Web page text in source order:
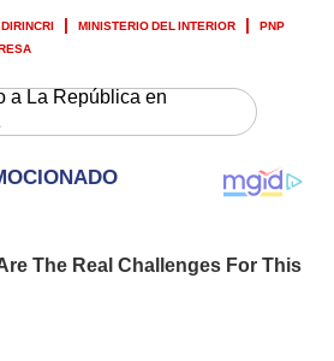
DIRINCRI MINISTERIO DEL INTERIOR
PNP
a La República en